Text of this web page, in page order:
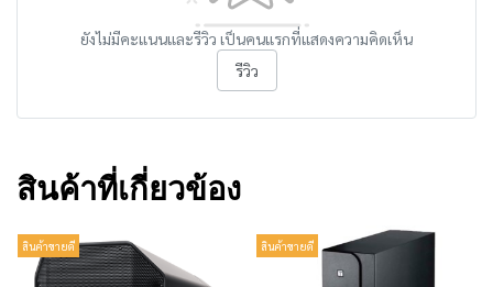
ยังไม่มีคะแนนและรีวิว เป็นคนแรกที่แสดงความคิดเห็น
รีวิว
สินค้าที่เกี่ยวข้อง
สินค้าขายดี สินค้าขายดี